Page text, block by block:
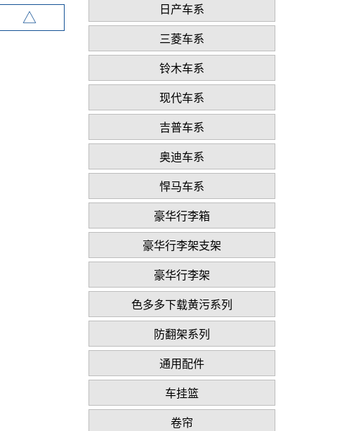
日产车系
三菱车系
铃木车系
现代车系
吉普车系
奥迪车系
悍马车系
豪华行李箱
豪华行李架支架
豪华行李架
色多多下载黄污系列
防翻架系列
通用配件
车挂篮
卷帘